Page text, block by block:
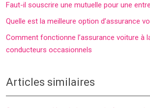
Faut-il souscrire une mutuelle pour une
Quelle est la meilleure option d’assurance
Comment fonctionne l’assurance voiture à
conducteurs occasionnels
Articles similaires